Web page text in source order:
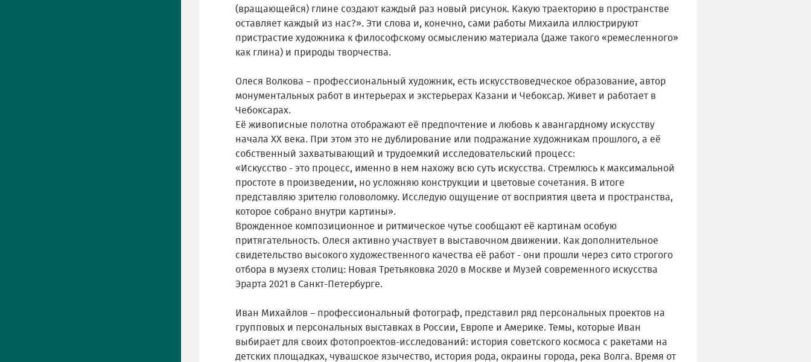
(вращающейся) глине создают каждый раз новый рисунок. Какую траекторию в пространстве
оставляет каждый из нас?». Эти слова и, конечно, сами работы Михаила иллюстрируют
пристрастие художника к философскому осмыслению материала (даже такого «ремесленного»
как глина) и природы творчества.
Олеся Волкова – профессиональный художник, есть искусствоведческое образование, автор
монументальных работ в интерьерах и экстерьерах Казани и Чебоксар. Живет и работает в
Чебоксарах.
Её живописные полотна отображают её предпочтение и любовь к авангардному искусству
начала XX века. При этом это не дублирование или подражание художникам прошлого, а её
собственный захватывающий и трудоемкий исследовательский процесс:
«Искусство - это процесс, именно в нем нахожу всю суть искусства. Стремлюсь к максимальной
простоте в произведении, но усложняю конструкции и цветовые сочетания. В итоге
представляю зрителю головоломку. Исследую ощущение от восприятия цвета и пространства,
которое собрано внутри картины».
Врожденное композиционное и ритмическое чутье сообщают её картинам особую
притягательность. Олеся активно участвует в выставочном движении. Как дополнительное
свидетельство высокого художественного качества её работ - они прошли через сито строгого
отбора в музеях столиц: Новая Третьяковка 2020 в Москве и Музей современного искусства
Эрарта 2021 в Санкт-Петербурге.
Иван Михайлов – профессиональный фотограф, представил ряд персональных проектов на
групповых и персональных выставках в России, Европе и Америке. Темы, которые Иван
выбирает для своих фотопроектов-исследований: история советского космоса с ракетами на
детских площадках, чувашское язычество, история рода, окраины города, река Волга. Время от